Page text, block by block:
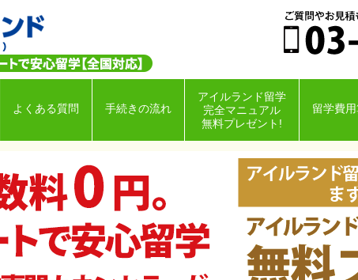
よくある質問 手続きの流れ
アイルランド留学
完全マニュアル
無料プレゼント!
留学費